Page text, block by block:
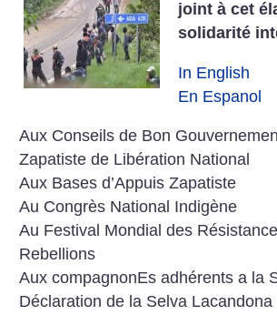
joint à cet
solidarité
In English
En Espanol
Aux Conseils de Bon
Zapatiste de Libération National
Aux Bases d’Appuis Zapatiste
Au Congrès National Indigène
Au Festival Mondial des
Rebellions
Aux compagnonEs adhérents a la
Déclaration de la Selva Lacandona